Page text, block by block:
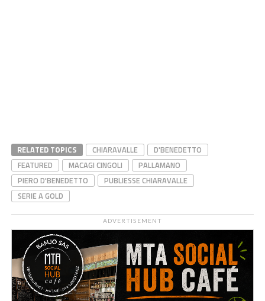
RELATED TOPICS CHIARAVALLE
D'BENEDETTO
FEATURED
MACAGI CINGOLI
PALLAMANO
PIERO D'BENEDETTO
PUBLIESSE CHIARAVALLE
SERIE A GOLD
ADVERTISEMENT